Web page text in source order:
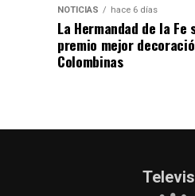
NOTICIAS hace 6 días
La Hermandad de la Fe
premio mejor
Colombinas